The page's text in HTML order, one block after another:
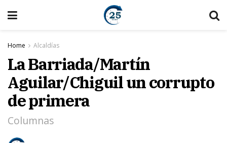
Home Alcaldías
La Barriada/Martín
Aguilar/Chiguil un corrupto
de primera
Columnas